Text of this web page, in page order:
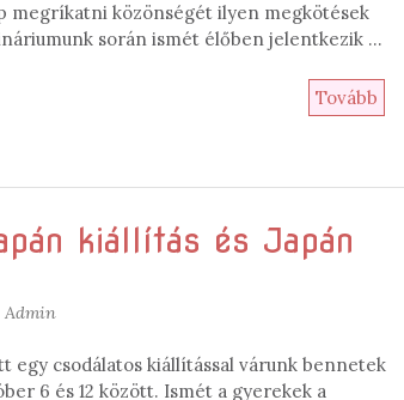
megríkatni közönségét ilyen megkötések
során ismét élőben jelentkezik …
Tovább
kiállítás és Japán
Admin
egy csodálatos kiállítással várunk bennetek
6 és 12 között. Ismét a gyerekek a